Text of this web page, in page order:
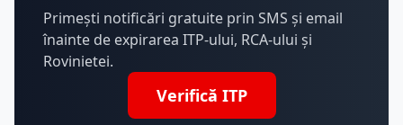
Primești notificări gratuite prin SMS și email
înainte de expirarea ITP-ului, RCA-ului și
Rovinietei.
Verifică ITP